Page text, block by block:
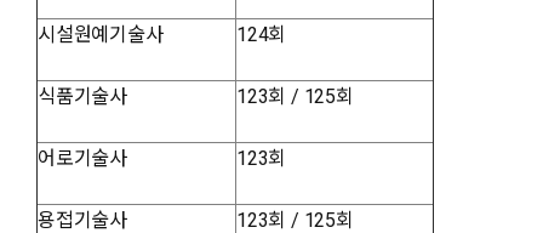
시설원예기술사 124회
식품기술사 123회 / 125회
어로기술사 123회
용접기술사 123회 / 125회